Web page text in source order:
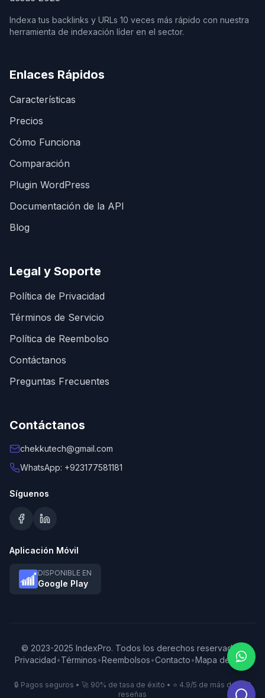
Indexa tus backlinks y URLs 10 veces más rápido con nuestra
herramienta de indexación líder en el sector.
Enlaces Rápidos
Características
Precios
Cómo Funciona
Comparación
Plugin WordPress
Documentación de la API
Blog
Legal y Soporte
Política de Privacidad
Términos de Servicio
Política de Reembolso
Contáctanos
Preguntas Frecuentes
Contáctanos
chekkutech@gmail.com
WhatsApp: +923177581181
Síguenos
Aplicación Móvil
DISPONIBLE EN
Google Play
© 2023-2025 IndexPro. Todos los derechos reservados.
Privacidad•Términos•Reembolsos•Contacto•Mapa del Sitio
🔒 Pagos seguros • 🚀 90% de tasa de éxito • ⭐ 4.9/5 de más de 500
reseñas